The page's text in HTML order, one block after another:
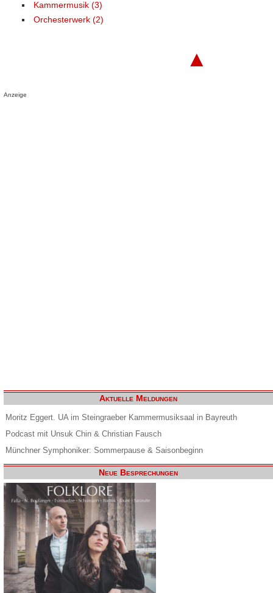
Kammermusik (3)
Orchesterwerk (2)
▲
Anzeige
Aktuelle Meldungen
Moritz Eggert. UA im Steingraeber Kammermusiksaal in Bayreuth
Podcast mit Unsuk Chin & Christian Fausch
Münchner Symphoniker: Sommerpause & Saisonbeginn
Neue Besprechungen